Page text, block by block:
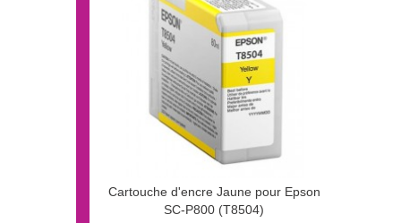
Cartouche d'encre Jaune pour Epson
SC-P800 (T8504)